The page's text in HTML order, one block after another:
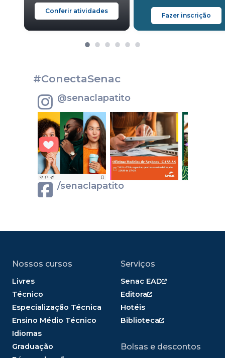
Conferir atividades
Fazer inscrição
#ConectaSenac
@senaclapatito
/senaclapatito
Nossos cursos
Livres
Técnico
Especialização Técnica
Ensino Médio Técnico
Idiomas
Graduação
Serviços
Senac EAD
Editora
Hotéis
Biblioteca
Bolsas e descontos